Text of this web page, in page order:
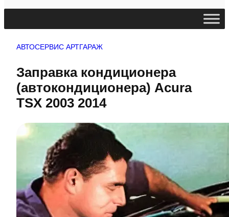
АВТОСЕРВИС АРТГАРАЖ
Заправка кондиционера
(автокондиционера) Acura
TSX 2003 2014